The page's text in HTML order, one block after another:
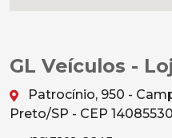
GL Veículos -
Patrocínio, 950 -
Preto/SP - CEP 14085530